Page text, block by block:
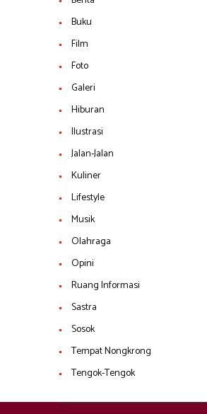
Buku
Film
Foto
Galeri
Hiburan
Ilustrasi
Jalan-Jalan
Kuliner
Lifestyle
Musik
Olahraga
Opini
Ruang Informasi
Sastra
Sosok
Tempat Nongkrong
Tengok-Tengok